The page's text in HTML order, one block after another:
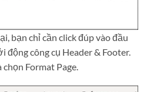
bạn chỉ cần click đúp vào đầu
động công cụ Header & Footer.
Format Page.